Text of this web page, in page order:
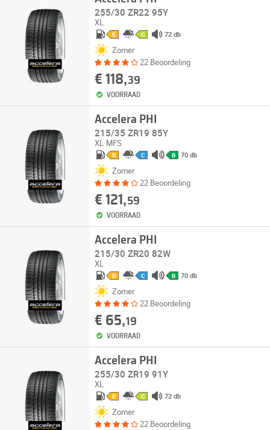
255/30 ZR22 95Y
XL
E C 72 db
Zomer
22 Beoordeling
€ 118,39
VOORRAAD
Accelera PHI
215/35 ZR19 85Y
XL MFS
D C B 70 db
Zomer
22 Beoordeling
€ 121,59
VOORRAAD
Accelera PHI
215/30 ZR20 82W
XL
D C B 70 db
Zomer
22 Beoordeling
€ 65,19
VOORRAAD
Accelera PHI
255/30 ZR19 91Y
XL
E C 72 db
Zomer
22 Beoordeling